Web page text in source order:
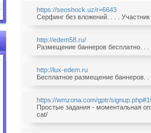
https://seoshock.uz/r=6643
Серфинг без вложений. . . .
http://edem58.ru/
Размещение баннеров бесплатно. . .
http://lux-edem.ru
Бесплатное размещение баннеров. .
https://wmzona.com/gptr/
Простые задания - моментальная
cat/